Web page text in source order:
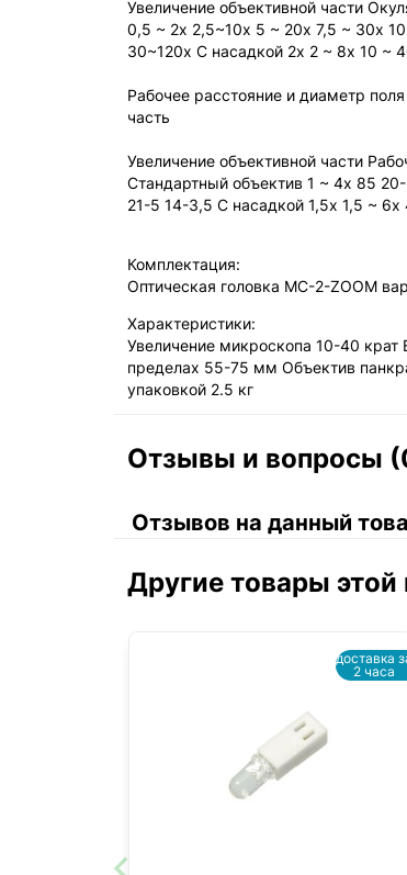
Увеличение объективной части
0,5 ~ 2х 2,5~10х 5 ~ 20х 7,5 ~ 30х
30~120х С насадкой 2х 2 ~ 8х 10 ~
Рабочее расстояние и диаметр
часть
Увеличение объективной части
Стандартный объектив 1 ~ 4х 85
21-5 14-3,5 С насадкой 1,5х 1,5 ~
Комплектация:
Оптическая головка МС-2-ZOOM
Характеристики:
Увеличение микроскопа 10-40 крат
пределах 55-75 мм Объектив
упаковкой 2.5 кг
Отзывы и вопросы
Отзывов на данный
Другие товары этой
доставка
2 часа